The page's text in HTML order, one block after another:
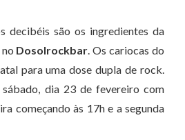
decibéis são os ingredientes da
Dosolrockbar. Os cariocas do
para uma dose dupla de rock.
sábado, dia 23 de fevereiro com
começando às 17h e a segunda